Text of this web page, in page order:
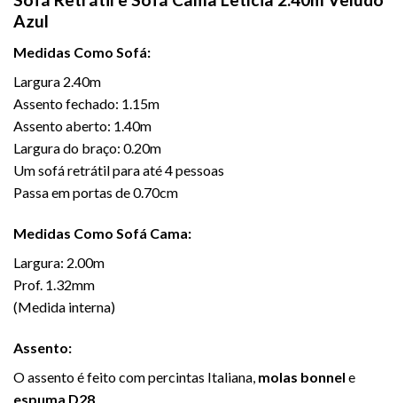
Azul
Medidas Como Sofá:
Largura 2.40m
Assento fechado: 1.15m
Assento aberto: 1.40m
Largura do braço: 0.20m
Um sofá retrátil para até 4 pessoas
Passa em portas de 0.70cm
Medidas Como Sofá Cama:
Largura: 2.00m
Prof. 1.32mm
(Medida interna)
Assento:
O assento é feito com percintas Italiana, molas bonnel e
espuma D28